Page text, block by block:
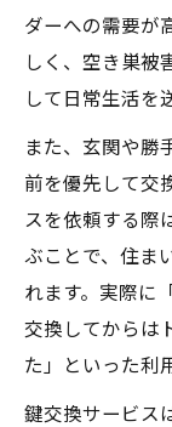
ダーへの需要が
しく、空き巣被
して日常生活を
また、玄関や勝
前を優先して交
スを依頼する際
ぶことで、住ま
れます。実際に
交換してからは
た」といった利
鍵交換サービス